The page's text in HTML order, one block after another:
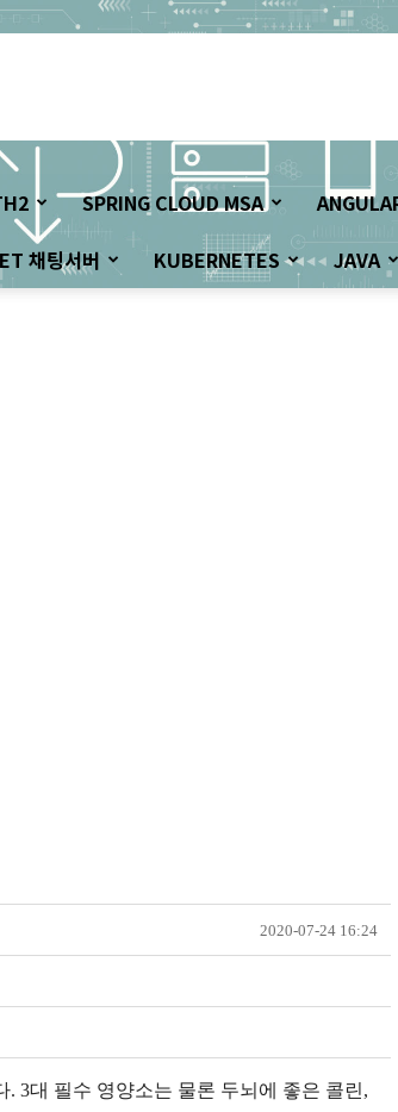
SPRING CLOUD MSA
채팅서버 KUBERNETES JAVA
2020-07-24 16:24
3대 필수 영양소는 물론 두뇌에 좋은 콜린,